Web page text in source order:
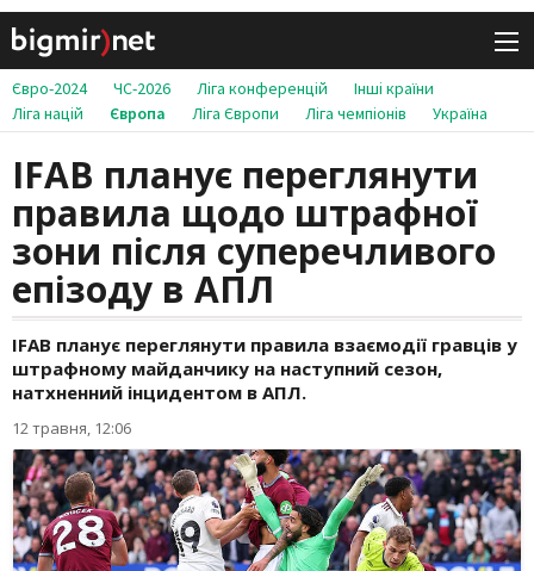
Євро-2024 ЧС-2026 Ліга конференцій
Інші країни
Ліга націй
Європа Ліга Європи Ліга чемпіонів Україна
IFAB планує переглянути
правила щодо штрафної
зони після суперечливого
епізоду в АПЛ
IFAB планує переглянути правила взаємодії гравців у
штрафному майданчику на наступний сезон,
натхненний інцидентом в АПЛ.
12 травня, 12:06